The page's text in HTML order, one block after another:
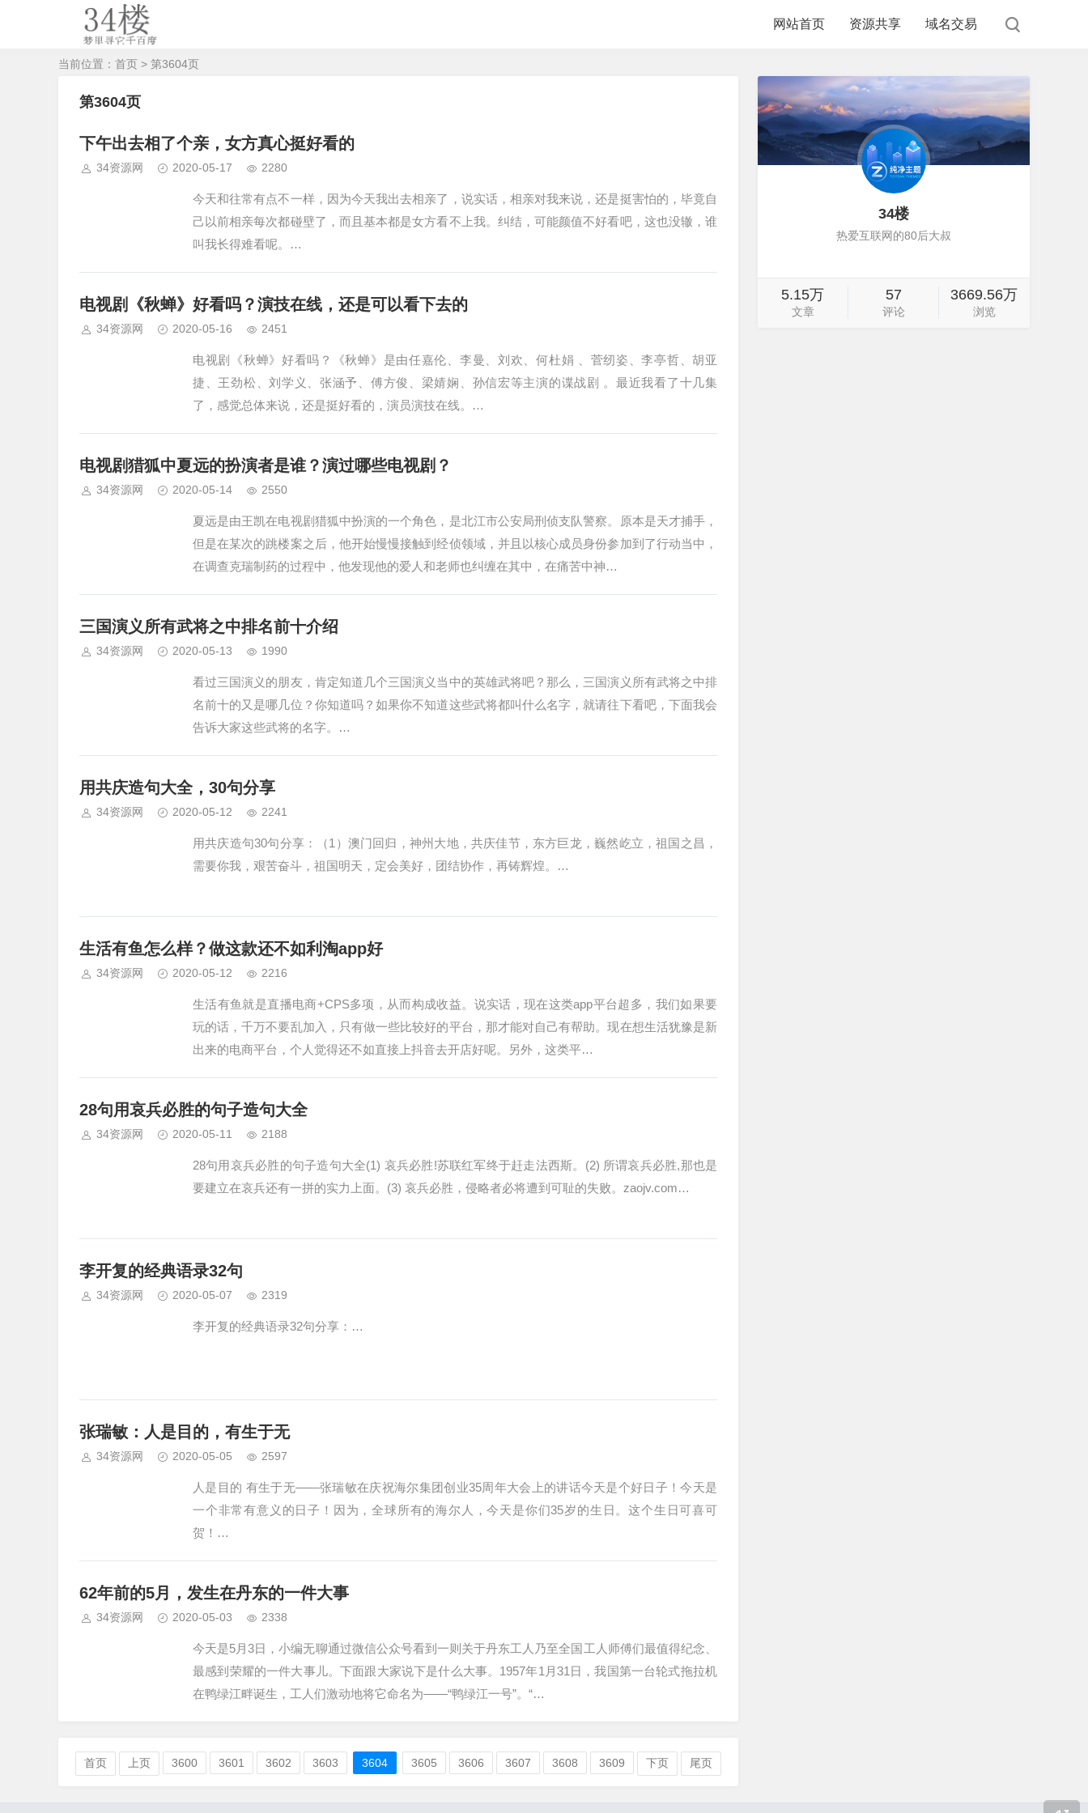
网站首页 资源共享 域名交易
当前位置： 首页 > 第3604页
第3604页
下午出去相了个亲，女方真心挺好看的
34资源网 2020-05-17 2280
今天和往常有点不一样，因为今天我出去相亲了，说实话，相亲对我来说，还是挺害怕的，毕竟自
己以前相亲每次都碰壁了，而且基本都是女方看不上我。纠结，可能颜值不好看吧，这也没辙，谁
叫我长得难看呢。…
电视剧《秋蝉》好看吗？演技在线，还是可以看下去的
34资源网 2020-05-16 2451
电视剧《秋蝉》好看吗？《秋蝉》是由任嘉伦、李曼、刘欢、何杜娟 、菅纫姿、李亭哲、胡亚
捷、王劲松、刘学义、张涵予、傅方俊、梁婧娴、孙信宏等主演的谍战剧 。最近我看了十几集
了，感觉总体来说，还是挺好看的，演员演技在线。…
电视剧猎狐中夏远的扮演者是谁？演过哪些电视剧？
34资源网 2020-05-14 2550
夏远是由王凯在电视剧猎狐中扮演的一个角色，是北江市公安局刑侦支队警察。原本是天才捕手，
但是在某次的跳楼案之后，他开始慢慢接触到经侦领域，并且以核心成员身份参加到了行动当中，
在调查克瑞制药的过程中，他发现他的爱人和老师也纠缠在其中，在痛苦中神…
三国演义所有武将之中排名前十介绍
34资源网 2020-05-13 1990
看过三国演义的朋友，肯定知道几个三国演义当中的英雄武将吧？那么，三国演义所有武将之中排
名前十的又是哪几位？你知道吗？如果你不知道这些武将都叫什么名字，就请往下看吧，下面我会
告诉大家这些武将的名字。…
用共庆造句大全，30句分享
34资源网 2020-05-12 2241
用共庆造句30句分享：（1）澳门回归，神州大地，共庆佳节，东方巨龙，巍然屹立，祖国之昌，
需要你我，艰苦奋斗，祖国明天，定会美好，团结协作，再铸辉煌。…
生活有鱼怎么样？做这款还不如利淘app好
34资源网 2020-05-12 2216
生活有鱼就是直播电商+CPS多项，从而构成收益。说实话，现在这类app平台超多，我们如果要
玩的话，千万不要乱加入，只有做一些比较好的平台，那才能对自己有帮助。现在想生活犹豫是新
出来的电商平台，个人觉得还不如直接上抖音去开店好呢。另外，这类平…
28句用哀兵必胜的句子造句大全
34资源网 2020-05-11 2188
28句用哀兵必胜的句子造句大全(1) 哀兵必胜!苏联红军终于赶走法西斯。(2) 所谓哀兵必胜,那也是
要建立在哀兵还有一拼的实力上面。(3) 哀兵必胜，侵略者必将遭到可耻的失败。zaojv.com…
李开复的经典语录32句
34资源网 2020-05-07 2319
李开复的经典语录32句分享：…
张瑞敏：人是目的，有生于无
34资源网 2020-05-05 2597
人是目的 有生于无——张瑞敏在庆祝海尔集团创业35周年大会上的讲话今天是个好日子！今天是
一个非常有意义的日子！因为，全球所有的海尔人，今天是你们35岁的生日。这个生日可喜可
贺！…
62年前的5月，发生在丹东的一件大事
34资源网 2020-05-03 2338
今天是5月3日，小编无聊通过微信公众号看到一则关于丹东工人乃至全国工人师傅们最值得纪念、
最感到荣耀的一件大事儿。下面跟大家说下是什么大事。1957年1月31日，我国第一台轮式拖拉机
在鸭绿江畔诞生，工人们激动地将它命名为——“鸭绿江一号”。“…
首页 上页 3600 3601 3602 3603 3604 3605 3606 3607 3608 3609 下页 尾页
34楼
热爱互联网的80后大叔
5.15万
文章
57
评论
3669.56万
浏览